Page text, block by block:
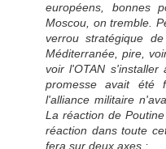
européens, bonnes
Moscou, on tremble.
verrou stratégique
Méditerranée, pire,
voir l'OTAN
promesse avait été
l'alliance militaire
La réaction de
réaction dans toute
fera sur deux axes :